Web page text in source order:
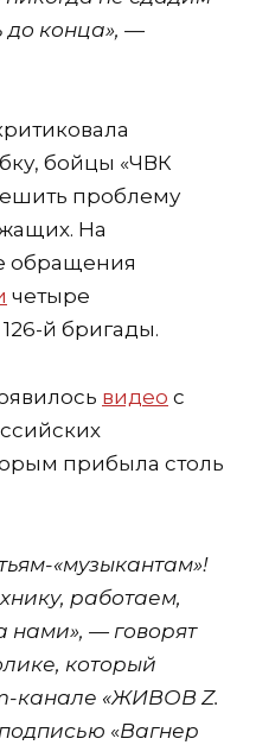
до конца», —
бойцы «ЧВК
проблему
На
обращения
четыре
й бригады.
видео с
прибыла столь
«музыкантам»!
работаем,
нами», — говорят
который
канале «ЖИВОВ Z.
«Вагнер